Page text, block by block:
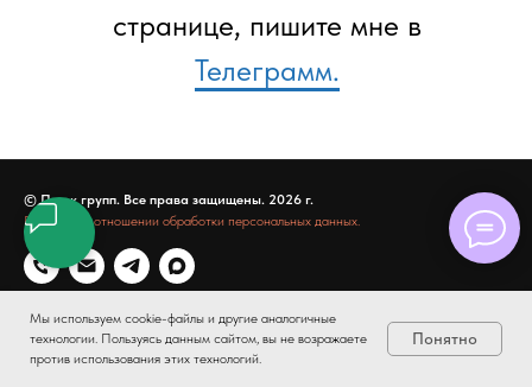
Мы используем cookie-файлы и другие аналогичные
технологии. Пользуясь данным сайтом, вы не возражаете
против использования этих технологий.
Понятно
странице, пишите мне в
Телеграмм.
© Пиюк групп. Все права защищены. 2026 г.
Политика в отношении обработки персональных данных.